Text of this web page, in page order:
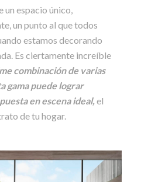
un espacio único,
un punto al que todos
estamos decorando
Es ciertamente increíble
combinación de varias
gama puede lograr
en escena ideal, el
de tu hogar.